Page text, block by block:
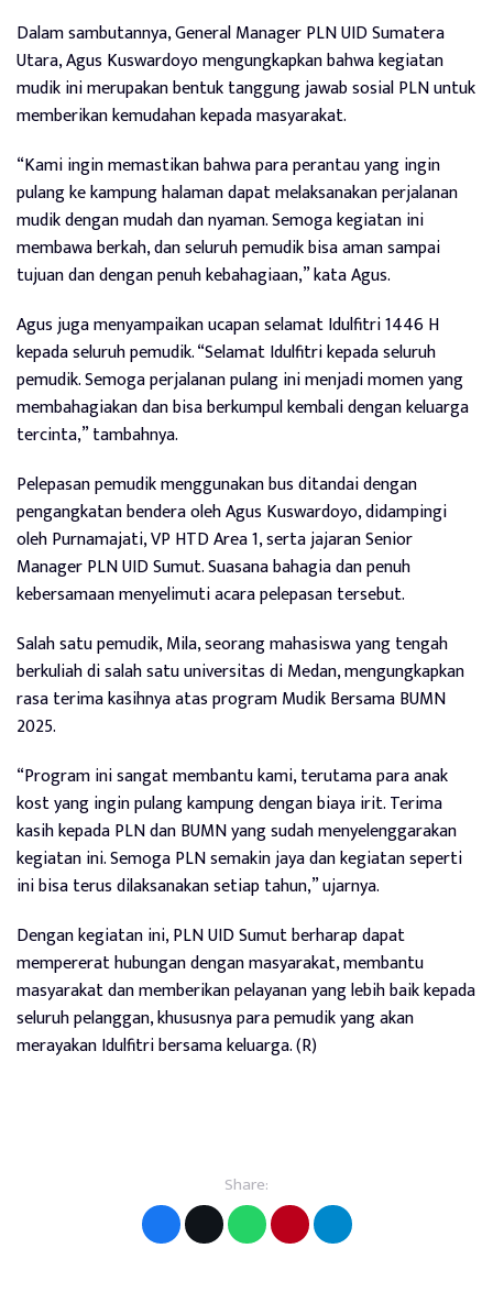
Dalam sambutannya, General Manager PLN UID Sumatera
Utara, Agus Kuswardoyo mengungkapkan bahwa kegiatan
mudik ini merupakan bentuk tanggung jawab sosial PLN untuk
memberikan kemudahan kepada masyarakat.
“Kami ingin memastikan bahwa para perantau yang ingin
pulang ke kampung halaman dapat melaksanakan perjalanan
mudik dengan mudah dan nyaman. Semoga kegiatan ini
membawa berkah, dan seluruh pemudik bisa aman sampai
tujuan dan dengan penuh kebahagiaan,” kata Agus.
Agus juga menyampaikan ucapan selamat Idulfitri 1446 H
kepada seluruh pemudik. “Selamat Idulfitri kepada seluruh
pemudik. Semoga perjalanan pulang ini menjadi momen yang
membahagiakan dan bisa berkumpul kembali dengan keluarga
tercinta,” tambahnya.
Pelepasan pemudik menggunakan bus ditandai dengan
pengangkatan bendera oleh Agus Kuswardoyo, didampingi
oleh Purnamajati, VP HTD Area 1, serta jajaran Senior
Manager PLN UID Sumut. Suasana bahagia dan penuh
kebersamaan menyelimuti acara pelepasan tersebut.
Salah satu pemudik, Mila, seorang mahasiswa yang tengah
berkuliah di salah satu universitas di Medan, mengungkapkan
rasa terima kasihnya atas program Mudik Bersama BUMN
2025.
“Program ini sangat membantu kami, terutama para anak
kost yang ingin pulang kampung dengan biaya irit. Terima
kasih kepada PLN dan BUMN yang sudah menyelenggarakan
kegiatan ini. Semoga PLN semakin jaya dan kegiatan seperti
ini bisa terus dilaksanakan setiap tahun,” ujarnya.
Dengan kegiatan ini, PLN UID Sumut berharap dapat
mempererat hubungan dengan masyarakat, membantu
masyarakat dan memberikan pelayanan yang lebih baik kepada
seluruh pelanggan, khususnya para pemudik yang akan
merayakan Idulfitri bersama keluarga. (R)
Share: